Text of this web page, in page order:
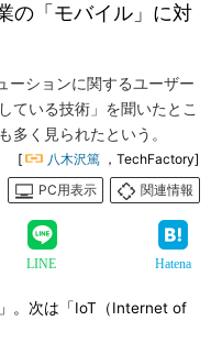
の「モバイル」に対
ーションに関するユーザー
ている技術」を聞いたとこ
多く見られたという。
[ 八木沢篤 ，TechFactory]
PC用表示
関連情報
LINE Hatena
。次は「IoT（Internet of